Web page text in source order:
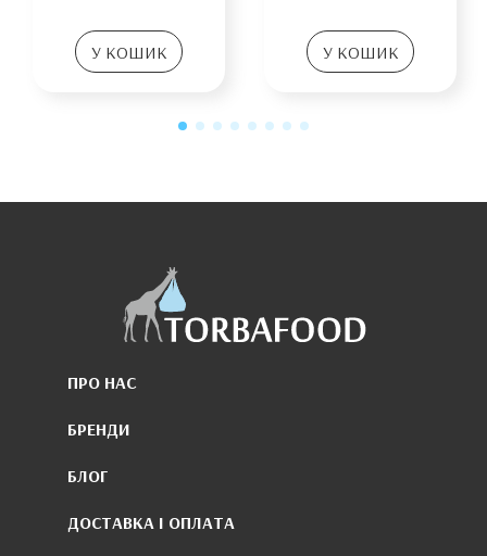
У КОШИК У КОШИК
ПРО НАС
БРЕНДИ
БЛОГ
ДОСТАВКА І ОПЛАТА